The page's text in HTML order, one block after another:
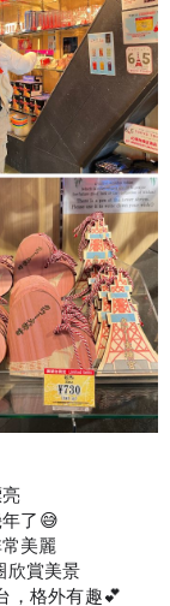
了😅
美麗
欣賞美景
，格外有趣💕